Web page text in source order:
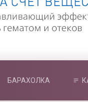
БАРАХОЛКА